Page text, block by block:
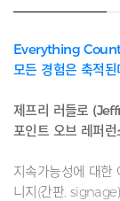
Everything
모든 경험은 축적된
제프리 러들로
포인트 오브 레퍼
지속가능성에 대한
니지(간판,